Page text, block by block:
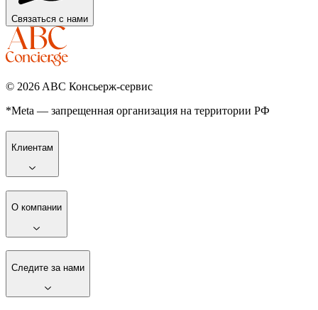
Связаться с нами
© 2026 ABC Консьерж-сервис
*Meta — запрещенная организация на территории РФ
Клиентам
О компании
Следите за нами